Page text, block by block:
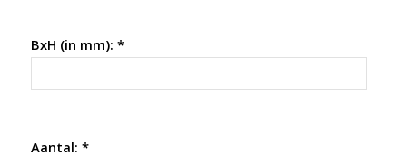
BxH (in mm): *
Aantal: *